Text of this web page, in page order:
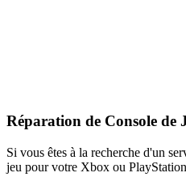
Réparation de Console de
Si vous êtes à la recherche d'un
jeu pour votre Xbox ou